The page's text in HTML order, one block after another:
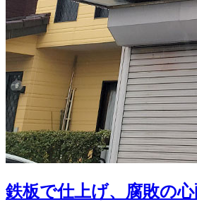
鉄板で仕上げ、腐敗の